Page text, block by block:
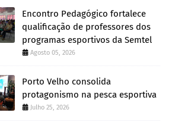
Encontro Pedagógico fortalece
qualificação de professores dos
programas esportivos da Semtel
Agosto 05, 2026
Porto Velho consolida
protagonismo na pesca esportiva
Julho 25, 2026